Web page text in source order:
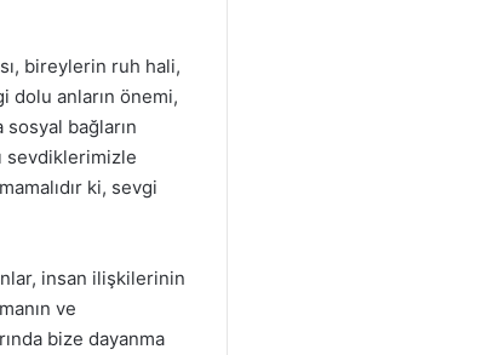
bireylerin ruh hali,
dolu anların önemi,
bağların
sevdiklerimizle
ki, sevgi
insan ilişkilerinin
ve
bize dayanma